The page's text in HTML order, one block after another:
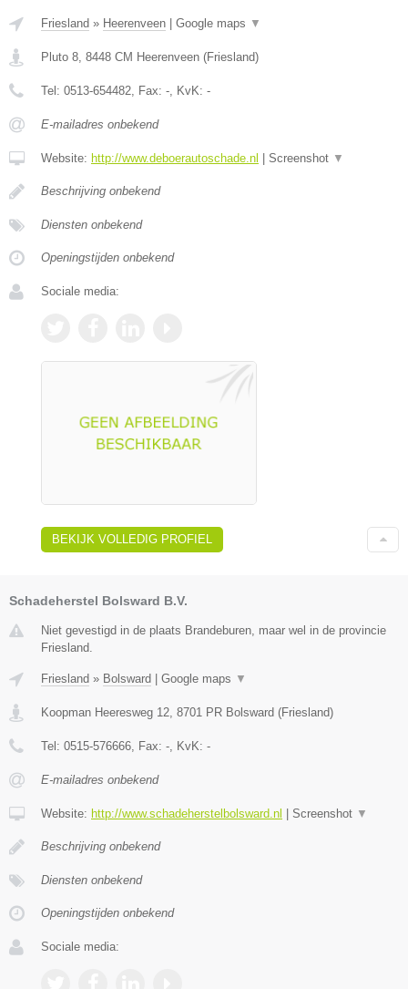
Friesland » Heerenveen | Google maps ▼
Pluto 8 8448 CM Heerenveen (Friesland)
Tel: 0513-654482 , Fax: - , KvK: -
E-mailadres onbekend
Website: http://www.deboerautoschade.nl | Screenshot ▼
Beschrijving onbekend
Diensten onbekend
Openingstijden onbekend
Sociale media:
BEKIJK VOLLEDIG PROFIEL
Schadeherstel Bolsward B.V.
Niet gevestigd in de plaats Brandeburen, maar wel in de provincie
Friesland.
Friesland » Bolsward Google maps ▼
Koopman Heeresweg 12, 8701 PR Bolsward (Friesland)
Tel: 0515-576666, Fax: -, KvK: -
E-mailadres onbekend
Website: http://www.schadeherstelbolsward.nl Screenshot ▼
Beschrijving onbekend
Diensten onbekend
Openingstijden onbekend
Sociale media: